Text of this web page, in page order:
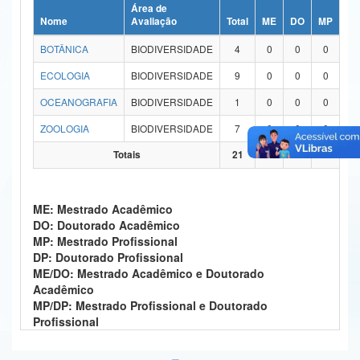
Ministério da Ciência, Tecnologia, Inovações e Comunicações
Ministério do Meio Ambiente
Ministério do Desenvolvimento Regional
Secretaria-Geral
Secretaria de Governo
Gabinete de Segurança Institucional
Advocacia-Geral da União
Nome
Área de
Avaliação
Total ME DO MP
BOTÂNICA
BIODIVERSIDADE 4 0 0 0
ECOLOGIA
BIODIVERSIDADE 9 0 0 0
OCEANOGRAFIA
BIODIVERSIDADE 1 0 0 0
ZOOLOGIA
BIODIVERSIDADE 7 0 0 0
0
Totais
21 0 0 0
ME: Mestrado Acadêmico
DO: Doutorado Acadêmico
MP: Mestrado Profissional
DP: Doutorado Profissional
ME/DO: Mestrado Acadêmico e Doutorado
Acadêmico
MP/DP: Mestrado Profissional e Doutorado
Profissional